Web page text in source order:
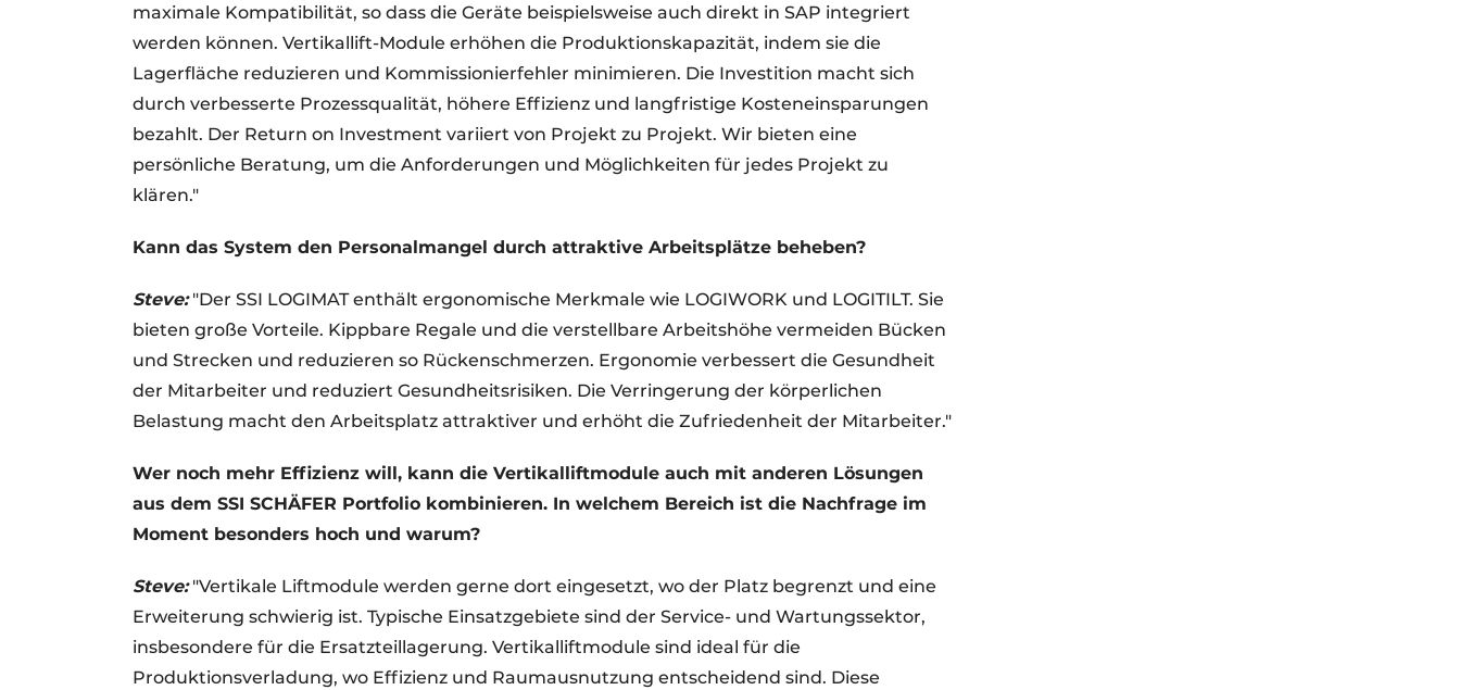
maximale Kompatibilität, so dass die Geräte beispielsweise auch direkt in SAP integriert
werden können. Vertikallift-Module erhöhen die Produktionskapazität, indem sie die
Lagerfläche reduzieren und Kommissionierfehler minimieren. Die Investition macht sich
durch verbesserte Prozessqualität, höhere Effizienz und langfristige Kosteneinsparungen
bezahlt. Der Return on Investment variiert von Projekt zu Projekt. Wir bieten eine
persönliche Beratung, um die Anforderungen und Möglichkeiten für jedes Projekt zu
klären."
Kann das System den Personalmangel durch attraktive Arbeitsplätze beheben?
Steve:"Der SSI LOGIMAT enthält ergonomische Merkmale wie LOGIWORK und LOGITILT. Sie
bieten große Vorteile. Kippbare Regale und die verstellbare Arbeitshöhe vermeiden Bücken
und Strecken und reduzieren so Rückenschmerzen. Ergonomie verbessert die Gesundheit
der Mitarbeiter und reduziert Gesundheitsrisiken. Die Verringerung der körperlichen
Belastung macht den Arbeitsplatz attraktiver und erhöht die Zufriedenheit der Mitarbeiter."
Wer noch mehr Effizienz will, kann die Vertikalliftmodule auch mit anderen Lösungen
aus dem SSI SCHÄFER Portfolio kombinieren. In welchem Bereich ist die Nachfrage im
Moment besonders hoch und warum?
Steve:"Vertikale Liftmodule werden gerne dort eingesetzt, wo der Platz begrenzt und eine
Erweiterung schwierig ist. Typische Einsatzgebiete sind der Service- und Wartungssektor,
insbesondere für die Ersatzteillagerung. Vertikalliftmodule sind ideal für die
Produktionsverladung, wo Effizienz und Raumausnutzung entscheidend sind. Diese